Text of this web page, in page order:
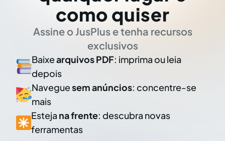
como quiser
Assine o JusPlus e tenha recursos
exclusivos
Baixearquivos PDF: imprima ou leia
depois
Naveguesem anúncios: concentre-se
mais
Esteja na frente: descubra novas
ferramentas